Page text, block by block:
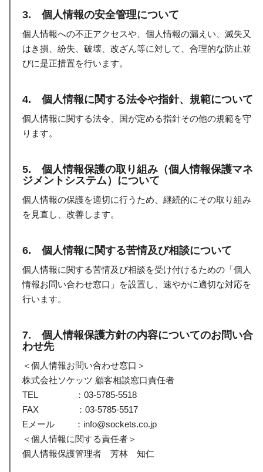
3. 個人情報の安全管理について
個人情報への不正アクセスや、個人情報の漏えい、滅失又
はき損、紛失、破壊、改ざん等に対して、合理的な防止並
びに是正措置を行います。
4. 個人情報に関する法令や指針、規範について
個人情報に関する法令、国が定める指針その他の規範を守
ります。
5. 個人情報保護の取り組み（個人情報保護マネ
ジメントシステム）について
個人情報の保護を適切に行うため、継続的にその取り組み
を見直し、改善します。
6. 個人情報に関する苦情及び相談について
個人情報に関する苦情及び相談を受け付けるための「個人
情報お問い合わせ窓口」を設置し、速やかに適切な対応を
行います。
7. 個人情報保護方針の内容についてのお問い合
わせ先
＜個人情報お問い合わせ窓口＞
株式会社ソケッツ 顧客相談窓口責任者
TEL ：03-5785-5518
FAX ：03-5785-5517
Eメール ：info@sockets.co.jp
＜個人情報に関する責任者＞
個人情報保護管理者 芳林 知仁